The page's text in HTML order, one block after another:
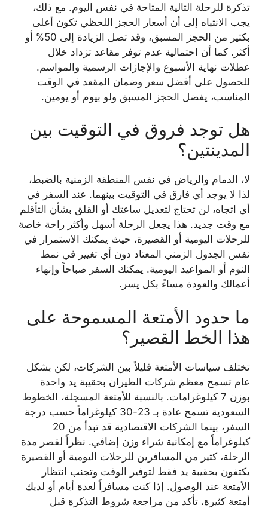
تذكرة للرحلة التالية المتاحة في نفس اليوم. مع ذلك،
يجب الانتباه إلى أن أسعار الحجز اللحظي تكون أعلى
بكثير من الحجز المسبق، وقد تصل الزيادة إلى 50% أو
أكثر. كما أن احتمالية عدم توفر مقاعد تزداد خلال
عطلات نهاية الأسبوع والإجازات الرسمية والمواسم.
للحصول على أفضل سعر وضمان المقعد في الوقت
المناسب، يفضل الحجز المسبق ولو بيوم أو يومين.
هل توجد فروق في التوقيت بين
المدينتين؟
لا، الدمام والرياض في نفس المنطقة الزمنية بالضبط،
لذا لا يوجد أي فارق في التوقيت بينهما. عند السفر في
أي اتجاه، لن تحتاج لتعديل ساعتك أو القلق بشأن التأقلم
مع وقت جديد. هذا يجعل الرحلة أسهل وأكثر راحة خاصة
للرحلات اليومية أو القصيرة، حيث يمكنك الاستمرار في
نفس الجدول الزمني المعتاد دون أي تغيير في نمط
النوم أو المواعيد اليومية. يمكنك السفر صباحاً وإنهاء
أعمالك والعودة مساءً بكل يسر.
ما حدود الأمتعة المسموحة على
هذا الخط القصير؟
تختلف سياسات الأمتعة قليلاً بين الشركات، لكن بشكل
عام تسمح معظم شركات الطيران بحقيبة يد واحدة
بوزن 7 كيلوغرامات. بالنسبة للأمتعة المسجلة، الخطوط
السعودية تسمح عادة بـ 23-30 كيلوغراماً حسب درجة
السفر، بينما الشركات الاقتصادية قد تبدأ من 20
كيلوغراماً مع إمكانية شراء وزن إضافي. نظراً لقصر مدة
الرحلة، كثير من المسافرين للرحلات اليومية أو القصيرة
يكتفون بحقيبة يد فقط لتوفير الوقت وتجنب انتظار
الأمتعة عند الوصول. إذا كنت مسافراً لعدة أيام أو لديك
أمتعة كثيرة، تأكد من مراجعة شروط التذكرة قبل